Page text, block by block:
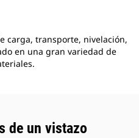
carga, transporte, nivelación,
en una gran variedad de
de un vistazo